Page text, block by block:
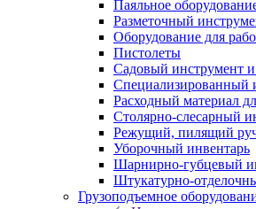
Паяльное
Разметочный
Оборудование для
Пистолеты
Садовый инструмент
Специализированный
Расходный материал
Столярно-слесарный
Режущий, пилящий
Уборочный инвентарь
Шарнирно-губцевый
Штукатурно-
Грузоподъемное